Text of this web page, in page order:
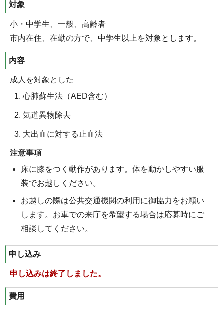
対象
小・中学生、一般、高齢者
市内在住、在勤の方で、中学生以上を対象とします。
内容
成人を対象とした
心肺蘇生法（AED含む）
気道異物除去
大出血に対する止血法
注意事項
床に膝をつく動作があります。体を動かしやすい服
装でお越しください。
お越しの際は公共交通機関の利用に御協力をお願い
します。お車での来庁を希望する場合は応募時にご
相談してください。
申し込み
申し込みは終了しました。
費用